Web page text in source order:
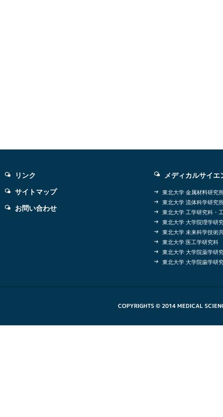
メディカルサイ
東北大学 金属材料研究
東北大学 流体科学研究
東北大学 工学研究科・
東北大学 大学院理学研
東北大学 未来科学技術
東北大学 医工学研究科
東北大学 大学院薬学研
東北大学 大学院歯学研
リンク
サイトマップ
お問い合わせ
COPYRIGHTS © 2014 MEDICAL